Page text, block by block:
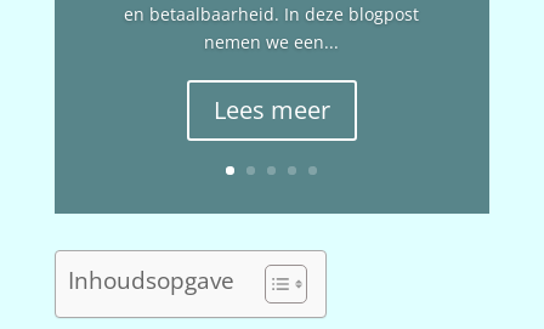
en betaalbaarheid. In deze blogpost
nemen we een...
Lees meer
Inhoudsopgave